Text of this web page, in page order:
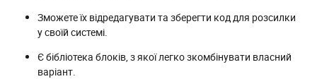
Зможете їх відредагувати та зберегти код для розсилки
у своїй системі.
Є бібліотека блоків, з якої легко зкомбінувати власний
варіант.